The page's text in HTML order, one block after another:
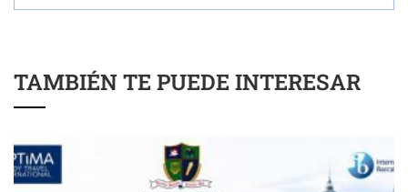
TAMBIÉN TE PUEDE INTERESAR